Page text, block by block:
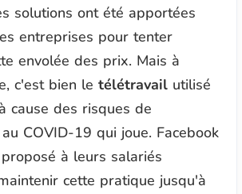
solutions ont été apportées
entreprises pour tenter
envolée des prix. Mais à
c'est bien le télétravailutilisé
cause des risques de
COVID-19 qui joue. Facebook
à leurs salariés
cette pratique jusqu'à